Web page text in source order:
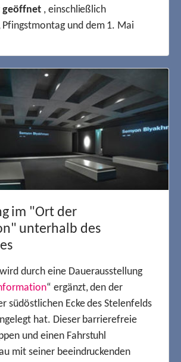
im "Ort der
unterhalb des
durch eine Dauerausstellung
“ ergänzt, den der
südöstlichen Ecke des Stelenfelds
hat. Dieser barrierefreie
und einen Fahrstuhl
mit seiner beeindruckenden
geöffnet, einschließlich
und dem 1. Mai